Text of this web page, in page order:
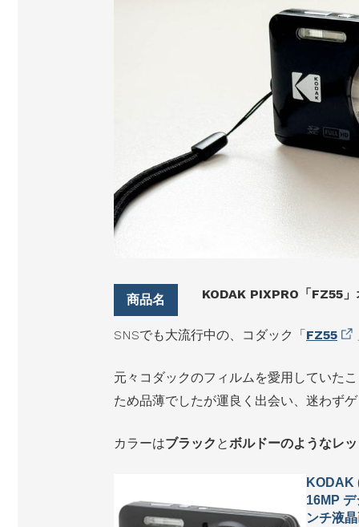
KODAK PIXPRO「FZ55
SNSでも大流行中の、コダック「FZ55
元々コダックのフィルムを愛用していた
ため品薄でしたが運良く出会い、迷わず
カラーはブラック とボルドーのようなレ
KODAK
16MP
ンチ液